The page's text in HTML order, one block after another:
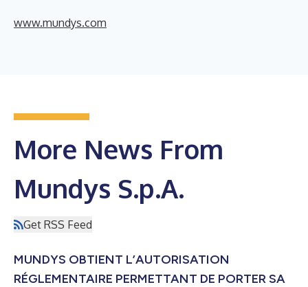
www.mundys.com
More News From
Mundys S.p.A.
Get RSS Feed
MUNDYS OBTIENT L’AUTORISATION
RÉGLEMENTAIRE PERMETTANT DE PORTER SA